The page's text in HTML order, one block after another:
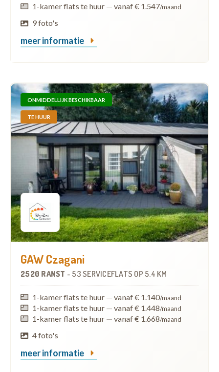
1-kamer flats te huur — vanaf € 1.547/maand
9 foto's
meer informatie
ONMIDDELLIJK BESCHIKBAAR
TE HUUR
GAW Czagani
2520 RANST - 53 SERVICEFLATS OP 5.4 KM
1-kamer flats te huur — vanaf € 1.140/maand
1-kamer flats te huur — vanaf € 1.448/maand
1-kamer flats te huur — vanaf € 1.668/maand
4 foto's
meer informatie